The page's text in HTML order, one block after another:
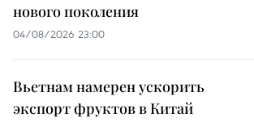
нового поколения
04/08/2026 23:00
Вьетнам намерен ускорить
экспорт фруктов в Китай